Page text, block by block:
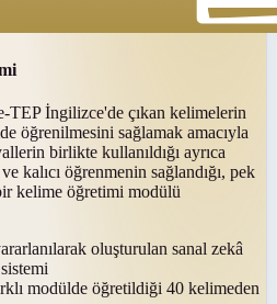
TEP İngilizce'de çıkan kelimelerin
öğrenilmesini sağlamak amacıyla
birlikte kullanıldığı ayrıca
kalıcı öğrenmenin sağlandığı, pek
kelime öğretimi modülü
oluşturulan sanal zekâ
modülde öğretildiği 40 kelimeden